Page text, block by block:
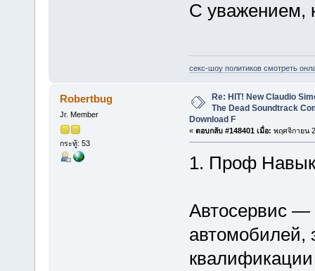
С уважением,
секс-шоу политиков смотреть
Robertbug
Jr. Member
กระทู้: 53
Re: HIT! New Claudio
The Dead Soundtrack
Download F
« ตอบกลับ #148401 เมื่อ: พฤศจิกายน
1. Проф
Автосервис —
автомобилей,